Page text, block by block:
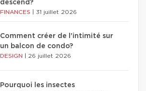
descend?
FINANCES 31 juillet 2026
Comment créer de l'intimité sur
un balcon de condo?
DESIGN 26 juillet 2026
Pourquoi les insectes